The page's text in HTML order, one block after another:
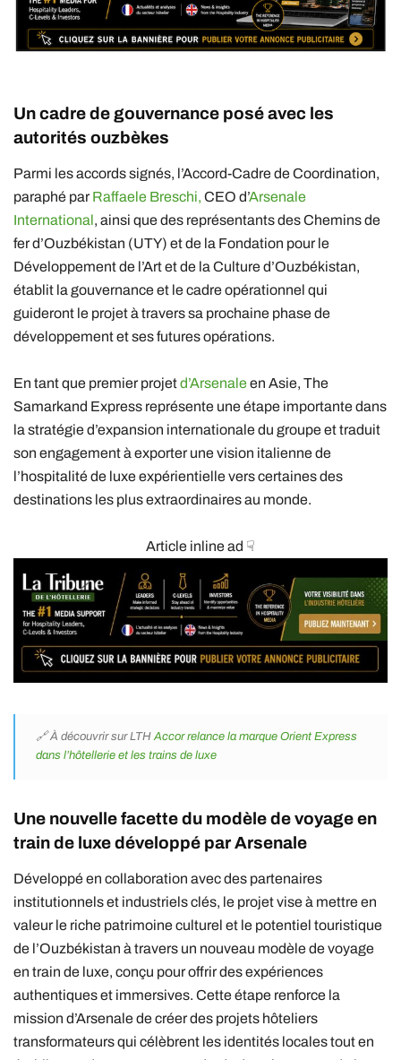
Un cadre de gouvernance posé avec les
autorités ouzbèkes
Parmi les accords signés, l’Accord-Cadre de Coordination,
paraphé par Raffaele Breschi, CEO d’Arsenale
International, ainsi que des représentants des Chemins de
fer d’Ouzbékistan (UTY) et de la Fondation pour le
Développement de l’Art et de la Culture d’Ouzbékistan,
établit la gouvernance et le cadre opérationnel qui
guideront le projet à travers sa prochaine phase de
développement et ses futures opérations.
En tant que premier projetd’Arsenaleen Asie, The
Samarkand Express représente une étape importante dans
la stratégie d’expansion internationale du groupe et traduit
son engagement à exporter une vision italienne de
l’hospitalité de luxe expérientielle vers certaines des
destinations les plus extraordinaires au monde.
Article inline ad ☟
🔗 À découvrir sur LTHAccor relance la marque Orient Express
dans l’hôtellerie et les trains de luxe
Une nouvelle facette du modèle de voyage en
train de luxe développé parArsenale
Développé en collaboration avec des partenaires
institutionnels et industriels clés, le projet vise à mettre en
valeur le riche patrimoine culturel et le potentiel touristique
de l’Ouzbékistan à travers un nouveau modèle de voyage
en train de luxe, conçu pour offrir des expériences
authentiques et immersives. Cette étape renforce la
mission d’Arsenale de créer des projets hôteliers
transformateurs qui célèbrent les identités locales tout en